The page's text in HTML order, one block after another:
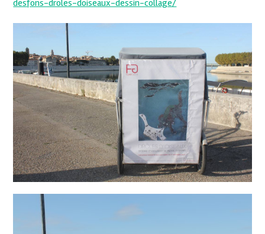
desfons-droles-doiseaux-dessin-collage/